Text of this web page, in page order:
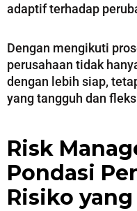
adaptif terhadap
Dengan mengikuti
perusahaan tidak
dengan lebih siap,
yang tangguh dan
Risk
Pondasi
Risiko